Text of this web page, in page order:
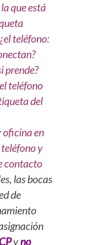
que está
teléfono:
prende?
teléfono
del
oficina en
teléfono y
contacto
las bocas
de
yno